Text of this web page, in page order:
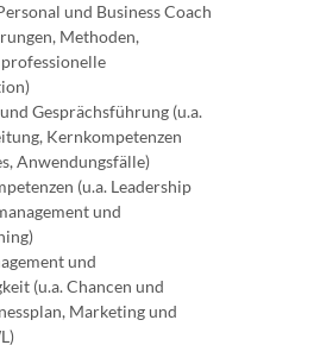
und Business Coach
Methoden,
Gesprächsführung (u.a.
Kernkompetenzen
Anwendungsfälle)
(u.a. Leadership
und
und
(u.a. Chancen und
Marketing und